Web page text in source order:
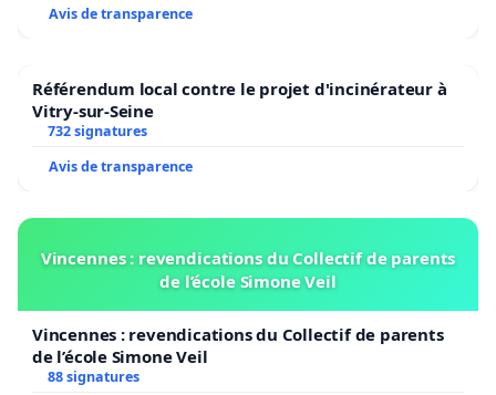
Avis de transparence
Référendum local contre le projet d'incinérateur à
Vitry-sur-Seine
732 signatures
Avis de transparence
Vincennes : revendications du Collectif de parents
de l’école Simone Veil
Vincennes : revendications du Collectif de parents
de l’école Simone Veil
88 signatures